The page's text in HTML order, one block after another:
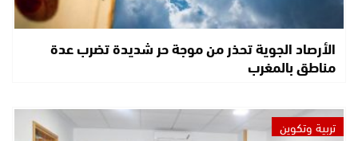
الأرصاد الجوية تحذر من موجة حر شديدة تضرب عدة
مناطق بالمغرب
تربية وتكوين